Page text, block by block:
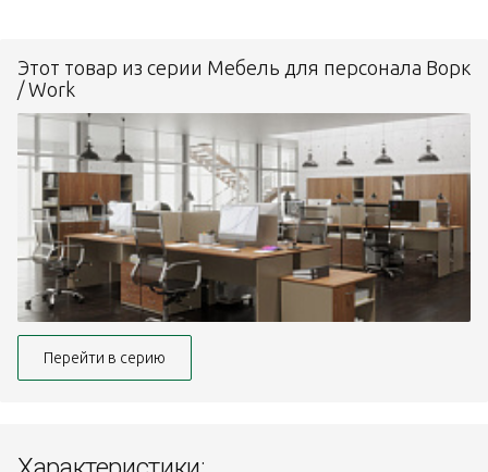
Этот товар из серии Мебель для персонала Ворк
/ Work
Перейти в серию